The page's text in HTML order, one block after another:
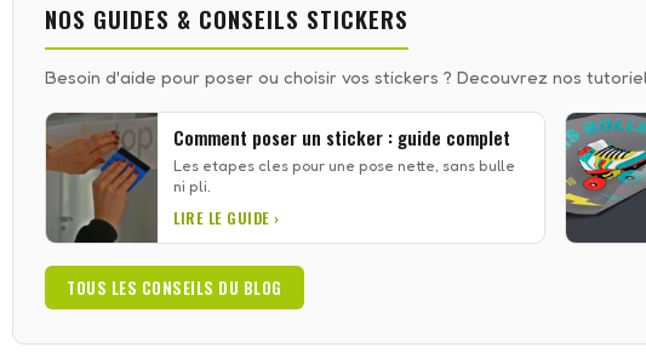
NOS GUIDES & CONSEILS STICKERS
Besoin d'aide pour poser ou choisir vos stickers ? Decouvrez nos
Comment poser un sticker : guide complet
Les etapes cles pour une pose nette, sans bulle
ni pli.
LIRE LE GUIDE ›
TOUS LES CONSEILS DU BLOG